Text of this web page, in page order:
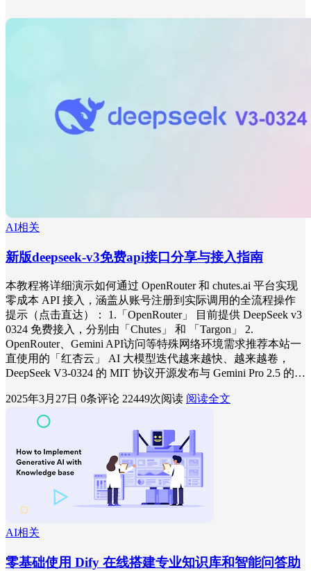
AI相关
新版deepseek-v3免费api接口分享与接入指南
本教程将详细演示如何通过 OpenRouter 和 chutes.ai 平台实现
零成本 API 接入，涵盖从账号注册到实际调用的全流程操作
提示（点击直达）： 1.「OpenRouter」 目前提供 DeepSeek v3
0324 免费接入，分别由「Chutes」 和 「Targon」 2.
OpenRouter、Gemini API访问等特殊网络环境需求推荐本站一
直使用的「红杏云」 AI 大模型迭代越来越快、越来越卷，
DeepSeek V3-0324 的 MIT 协议开源发布与 Gemini Pro 2.5 的…
2025年3月27日 0条评论 22449次阅读 阅读全文
AI相关
零基础使用 Dify 在线搭建专业知识库和智能问答助